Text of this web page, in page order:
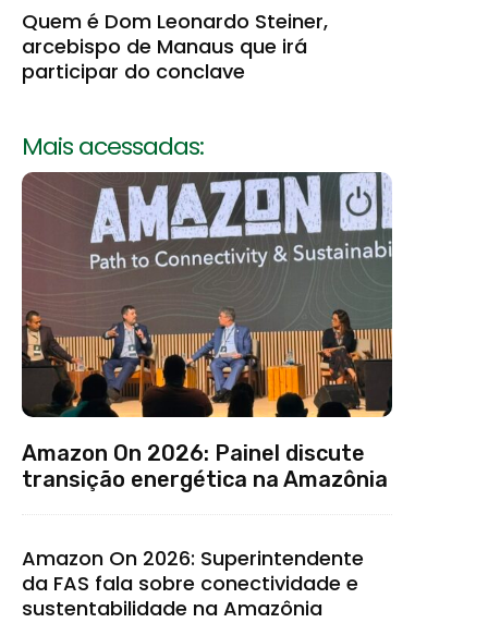
Quem é Dom Leonardo Steiner,
arcebispo de Manaus que irá
participar do conclave
Mais acessadas:
Amazon On 2026: Painel discute
transição energética na Amazônia
Amazon On 2026: Superintendente
da FAS fala sobre conectividade e
sustentabilidade na Amazônia